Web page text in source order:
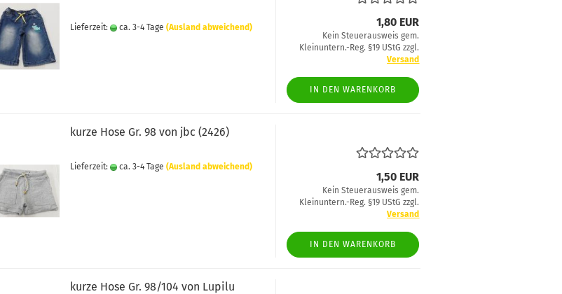
Lieferzeit: ca. 3-4 Tage (Ausland abweichend) 1,80 EUR
Kein Steuerausweis gem.
Kleinuntern.-Reg. §19 UStG zzgl.
Versand
IN DEN WARENKORB
kurze Hose Gr. 98 von jbc (2426)
Lieferzeit: ca. 3-4 Tage (Ausland abweichend)
1,50 EUR
Kein Steuerausweis gem.
Kleinuntern.-Reg. §19 UStG zzgl.
Versand
IN DEN WARENKORB
kurze Hose Gr. 98/104 von Lupilu